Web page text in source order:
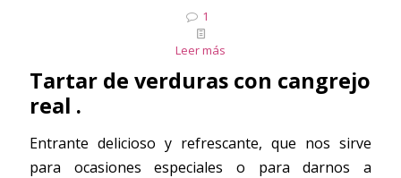
1
Leer más
Tartar de verduras con cangrejo
real .
Entrante delicioso y refrescante, que nos sirve
para ocasiones especiales o para darnos a